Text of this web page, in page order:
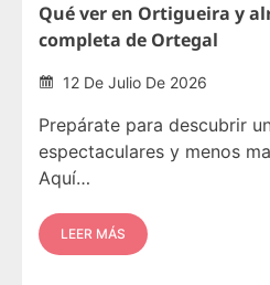
Qué ver en Ortigueira y
completa de Ortegal
12 De Julio De 2026
Prepárate para descubrir
espectaculares y menos
Aquí…
LEER MÁS